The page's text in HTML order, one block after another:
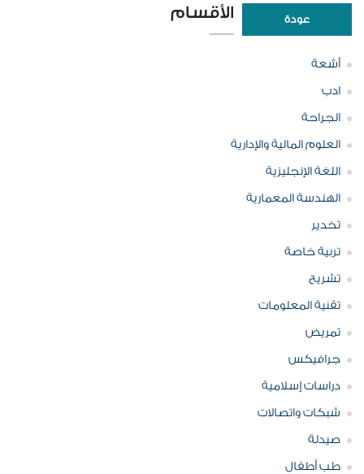
عودة الأقسام
أشعة
ادب
الجراحة
العلوم المالية والإدارية
اللغة الإنجليزية
الهندسة المعمارية
تخدير
تربية خاصة
تشريح
تقنية المعلومات
تمريض
جرافيكس
دراسات إسلامية
شبكات واتصالات
صيدلة
طب أطفال